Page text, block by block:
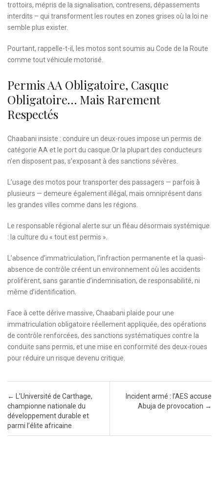
trottoirs, mépris de la signalisation, contresens, dépassements
interdits – qui transforment les routes en zones grises où la loi ne
semble plus exister.
Pourtant, rappelle-t-il, les motos sont soumis au Code de la Route
comme tout véhicule motorisé.
Permis AA Obligatoire, Casque
Obligatoire… Mais Rarement
Respectés
Chaabani insiste : conduire un deux-roues impose un permis de
catégorie AA et le port du casque.Or la plupart des conducteurs
n’en disposent pas, s’exposant à des sanctions sévères.
L’usage des motos pour transporter des passagers — parfois à
plusieurs — demeure également illégal, mais omniprésent dans
les grandes villes comme dans les régions.
Le responsable régional alerte sur un fléau désormais systémique
: la culture du « tout est permis ».
L’absence d’immatriculation, l’infraction permanente et la quasi-
absence de contrôle créent un environnement où les accidents
prolifèrent, sans garantie d’indemnisation, de responsabilité, ni
même d’identification.
Face à cette dérive massive, Chaabani plaide pour une
immatriculation obligatoire réellement appliquée, des opérations
de contrôle renforcées, des sanctions systématiques contre la
conduite sans permis, et une mise en conformité des deux-roues
pour réduire un risque devenu critique.
Post navigation
←
L’Université de Carthage,
championne nationale du
développement durable et
parmi l’élite africaine
Incident armé : l’AES accuse
Abuja de provocation →